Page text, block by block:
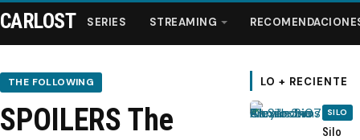
Series
CARLOST SERIES STREAMING
THE FOLLOWING
SPOILERS The
LO + RECIENTE
SILO
Silo